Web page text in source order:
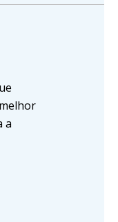
a